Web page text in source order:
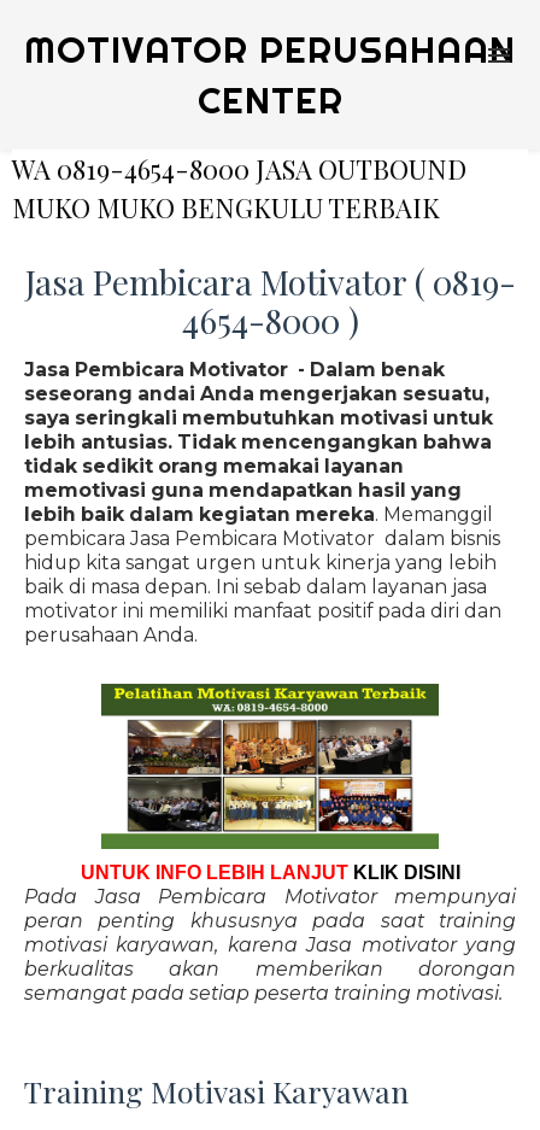
MOTIVATOR PERUSAHAAN
CENTER
WA 0819-4654-8000 JASA OUTBOUND
MUKO MUKO BENGKULU TERBAIK
Jasa Pembicara Motivator ( 0819-
4654-8000 )
Jasa Pembicara Motivator - Dalam benak
seseorang andai Anda mengerjakan sesuatu,
saya seringkali membutuhkan motivasi untuk
lebih antusias. Tidak mencengangkan bahwa
tidak sedikit orang memakai layanan
memotivasi guna mendapatkan hasil yang
lebih baik dalam kegiatan mereka. Memanggil
pembicara Jasa Pembicara Motivator dalam bisnis
hidup kita sangat urgen untuk kinerja yang lebih
baik di masa depan. Ini sebab dalam layanan jasa
motivator ini memiliki manfaat positif pada diri dan
perusahaan Anda.
UNTUK INFO LEBIH LANJUT KLIK DISINI
Pada Jasa Pembicara Motivator mempunyai
peran penting khususnya pada saat training
motivasi karyawan, karena Jasa motivator yang
berkualitas akan memberikan dorongan
semangat pada setiap peserta training motivasi.
Training Motivasi Karyawan